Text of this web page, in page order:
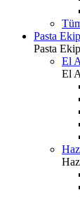
Pasta
Pasta
El
El